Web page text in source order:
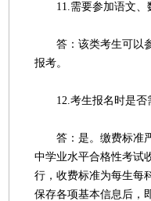
11.需要参加语文、
答：该类考生可以参
报考。
12.考生报名时是否
答：是。缴费标准严
中学业水平合格性考试
行，收费标准为每生每
保存各项基本信息后，